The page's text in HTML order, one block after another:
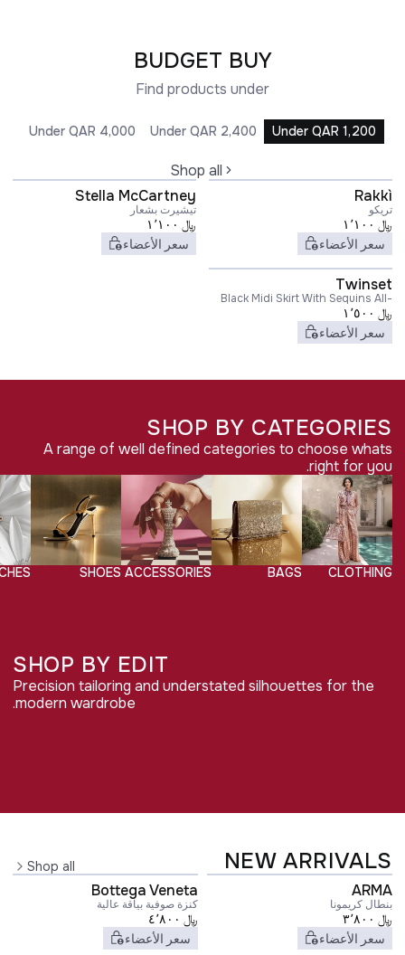
BUDGET BUY
Find products under
Under QAR 1,200
Under QAR 2,400
Under QAR 4,000
Shop all
Rakkì
تريكو
﷼ ١٬١٠٠
سعر الأعضاء
Stella McCartney
تيشيرت بشعار
﷼ ١٬١٠٠
سعر الأعضاء
Twinset
Black Midi Skirt With Sequins All-
Over in Technical Fabric Woman
﷼ ١٬٥٠٠
سعر الأعضاء
SHOP BY CATEGORIES
A range of well defined categories to choose whats
right for you.
CLOTHING
BAGS
ACCESSORIES
SHOES
SHOP BY EDIT
Precision tailoring and understated silhouettes for the
modern wardrobe.
QUIET POWER
Shop edit
NEW ARRIVALS
Shop all
ARMA
بنطال كريمونا
﷼ ٣٬٨٠٠
سعر الأعضاء
Bottega Veneta
كنزة صوفية بياقة عالية
﷼ ٤٬٨٠٠
سعر الأعضاء